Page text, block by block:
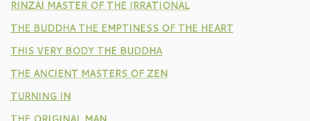
RINZAI MASTER OF THE IRRATIONAL
THE BUDDHA THE EMPTINESS OF THE HEART
THIS VERY BODY THE BUDDHA
THE ANCIENT MASTERS OF ZEN
TURNING IN